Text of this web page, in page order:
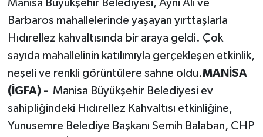
Manisa Büyükşehir Belediyesi, Ayni Ali ve
Barbaros mahallelerinde yaşayan yırttaşlarla
Hıdırellez kahvaltısında bir araya geldi. Çok
sayıda mahallelinin katılımıyla gerçekleşen etkinlik,
neşeli ve renkli görüntülere sahne oldu.MANİSA
(İGFA) - Manisa Büyükşehir Belediyesi ev
sahipliğindeki Hıdırellez Kahvaltısı etkinliğine,
Yunusemre Belediye Başkanı Semih Balaban, CHP